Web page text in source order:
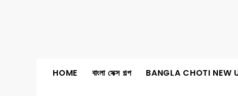
HOME বাংলা সেক্স গল্প BANGLA CHOTI NEW